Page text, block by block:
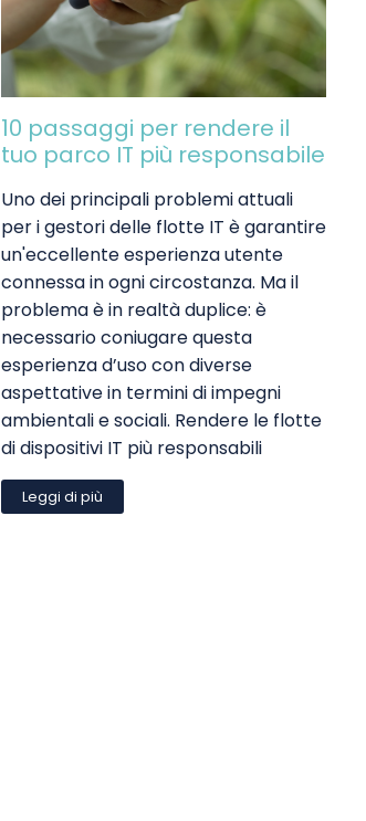
10 passaggi per rendere il
tuo parco IT più responsabile
Uno dei principali problemi attuali
per i gestori delle flotte IT è garantire
un'eccellente esperienza utente
connessa in ogni circostanza. Ma il
problema è in realtà duplice: è
necessario coniugare questa
esperienza d’uso con diverse
aspettative in termini di impegni
ambientali e sociali. Rendere le flotte
di dispositivi IT più responsabili
Leggi di più